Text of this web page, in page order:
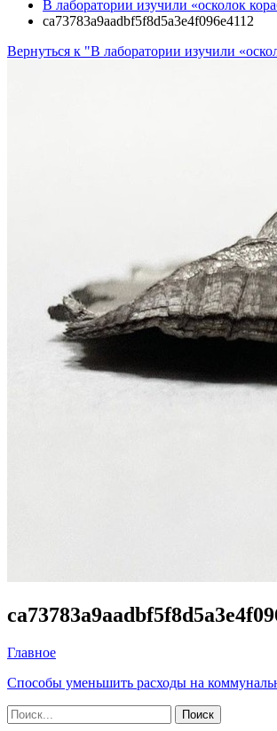
В лаборатории изучили «осколок
ca73783a9aadbf5f8d5a3e4f096e4112
Вернуться к "В лаборатории изучили
Главное
Способы уменьшить расходы на